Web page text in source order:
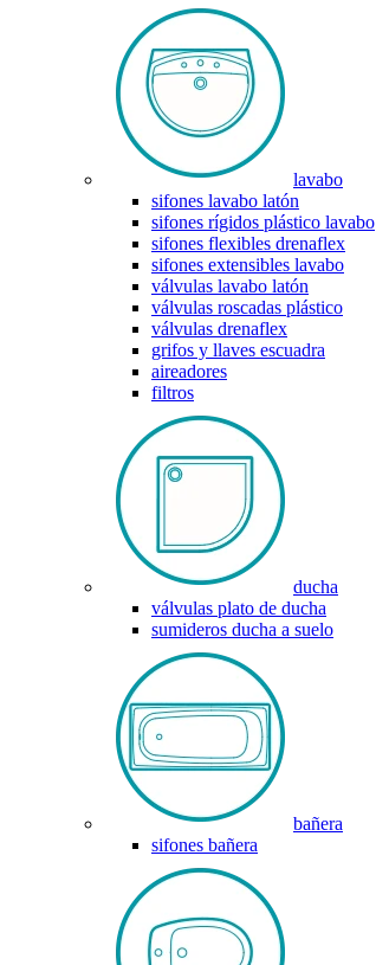
lavabo
sifones lavabo latón
sifones rígidos plástico lavabo
sifones flexibles drenaflex
sifones extensibles lavabo
válvulas lavabo latón
válvulas roscadas plástico
válvulas drenaflex
grifos y llaves escuadra
aireadores
filtros
ducha
válvulas plato de ducha
sumideros ducha a suelo
bañera
sifones bañera